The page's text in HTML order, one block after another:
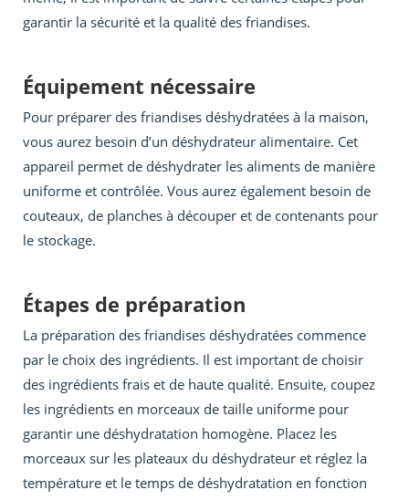
garantir la sécurité et la qualité des friandises.
Équipement nécessaire
Pour préparer des friandises déshydratées à la maison,
vous aurez besoin d’un déshydrateur alimentaire. Cet
appareil permet de déshydrater les aliments de manière
uniforme et contrôlée. Vous aurez également besoin de
couteaux, de planches à découper et de contenants pour
le stockage.
Étapes de préparation
La préparation des friandises déshydratées commence
par le choix des ingrédients. Il est important de choisir
des ingrédients frais et de haute qualité. Ensuite, coupez
les ingrédients en morceaux de taille uniforme pour
garantir une déshydratation homogène. Placez les
morceaux sur les plateaux du déshydrateur et réglez la
température et le temps de déshydratation en fonction